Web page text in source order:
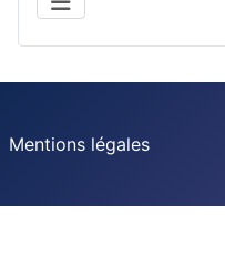
Mentions légales